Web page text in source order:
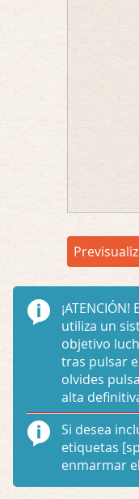
¡ATENCIÓN!
utiliza un
objetivo
tras pulsar
olvides
alta
Si desea
etiquetas
enmarmar